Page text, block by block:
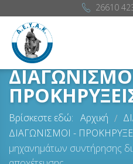
26610
Βρίσκεστε εδώ: Αρχική /
ΔΙΑΓΩΝΙΣΜΟΙ -
μηχανημάτων συντήρησης